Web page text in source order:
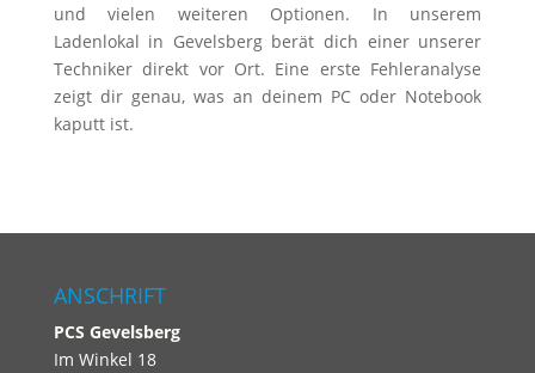
und vielen weiteren Optionen. In unserem
Ladenlokal in Gevelsberg berät dich einer unserer
Techniker direkt vor Ort. Eine erste Fehleranalyse
zeigt dir genau, was an deinem PC oder Notebook
kaputt ist.
ANSCHRIFT
PCS Gevelsberg
Im Winkel 18